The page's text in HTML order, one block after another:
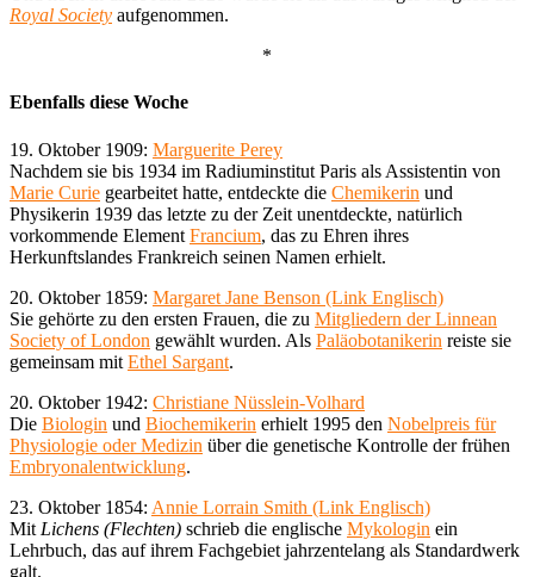
Royal Society aufgenommen.
*
Ebenfalls diese Woche
19. Oktober 1909: Marguerite Perey
Nachdem sie bis 1934 im Radiuminstitut Paris als Assistentin von
Marie Curie gearbeitet hatte, entdeckte die Chemikerin und
Physikerin 1939 das letzte zu der Zeit unentdeckte, natürlich
vorkommende Element Francium, das zu Ehren ihres
Herkunftslandes Frankreich seinen Namen erhielt.
20. Oktober 1859: Margaret Jane Benson (Link Englisch)
Sie gehörte zu den ersten Frauen, die zu Mitgliedern der Linnean
Society of London gewählt wurden. Als Paläobotanikerin reiste sie
gemeinsam mit Ethel Sargant.
20. Oktober 1942: Christiane Nüsslein-Volhard
Die Biologin und Biochemikerin erhielt 1995 den Nobelpreis für
Physiologie oder Medizin über die genetische Kontrolle der frühen
Embryonalentwicklung.
23. Oktober 1854: Annie Lorrain Smith (Link Englisch)
Mit Lichens (Flechten) schrieb die englische Mykologin ein
Lehrbuch, das auf ihrem Fachgebiet jahrzentelang als Standardwerk
galt.